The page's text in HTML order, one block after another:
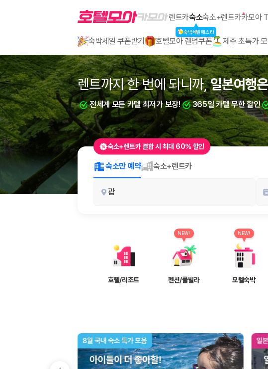
2000만 이용고객이 선택한 제주 렌트카 가격비교 플랫폼
제주렌트카 가격비교는 카모아에서 한 번에
제주도 렌트카는 업체마다 차량 가격, 보험 조건, 면책금, 보상 한도, 인수 장소, 취소 규
일반자차, 완전자차, 슈퍼자차의 면책금과 보상 한도를 비교합니다.
셔틀 이동, 인수 위치, 반납 편의성을 함께 확인합니다.
비교 후 원하는 차량을 바로 예약할 수 있습니다.
제주렌트카 최저가는 차량 기본요금만으로 판단하기 어렵습니다. 보험 포함 여부, 면
2. 보험 조건은 가격만큼 중요합니다
렌트카숙소
숙박세일페스타
숙소+렌트카카모아
숙박세일 쿠폰받기 호텔모아 랜덤쿠폰 제주 초특가
렌트까지 한 번에 되니까,일본여행
전세계 모든 카텔 최저가 보장! 365일 카텔 무한 할인
렌트까지 한 번에 되니까,부산여행
전세계 모든 카텔 최저가 보장! 365일 카텔 무한 할인
숙소+렌트카 결합 시 최대 60% 할인
숙소만 예약 숙소+렌트카
괌
호텔/리조트 펜션/풀빌라
NEW!
모텔숙박
NEW!